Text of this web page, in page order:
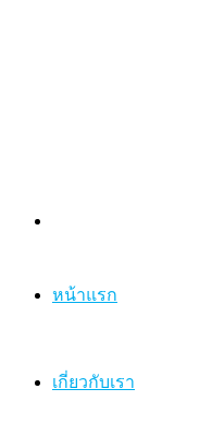
หน้าแรก
เกี่ยวกับเรา